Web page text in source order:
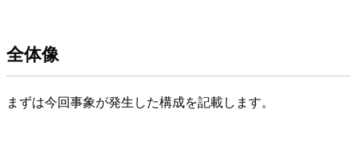
全体像
まずは今回事象が発生した構成を記載します。